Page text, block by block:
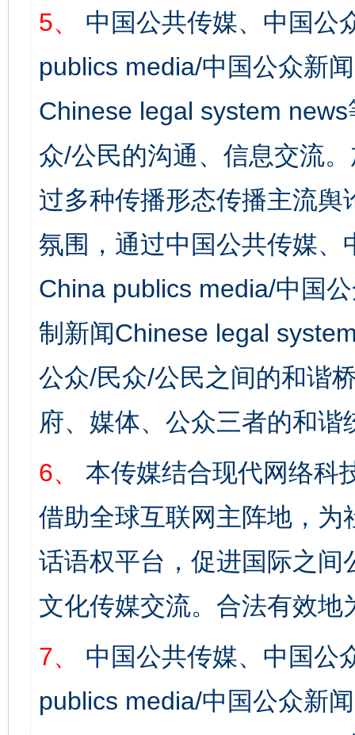
5、
中国公共传媒、中国公
publics media/中国公众新
Chinese legal system
众/公民的沟通、信息交流
过多种传播形态传播主流
氛围，通过中国公共传媒
China publics media/中国
制新闻Chinese legal
公众/民众/公民之间的和谐
府、媒体、公众三者的和谐
6、
本传媒结合现代网络科
借助全球互联网主阵地，
话语权平台，促进国际之
文化传媒交流。合法有效地
7、
中国公共传媒、中国公
publics media/中国公众新